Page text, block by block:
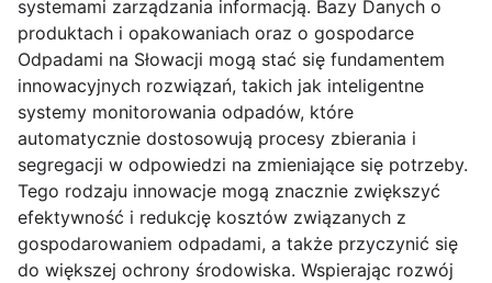
systemami zarządzania informacją. Bazy Danych o
produktach i opakowaniach oraz o gospodarce
Odpadami na Słowacji mogą stać się fundamentem
innowacyjnych rozwiązań, takich jak inteligentne
systemy monitorowania odpadów, które
automatycznie dostosowują procesy zbierania i
segregacji w odpowiedzi na zmieniające się potrzeby.
Tego rodzaju innowacje mogą znacznie zwiększyć
efektywność i redukcję kosztów związanych z
gospodarowaniem odpadami, a także przyczynić się
do większej ochrony środowiska. Wspierając rozwój